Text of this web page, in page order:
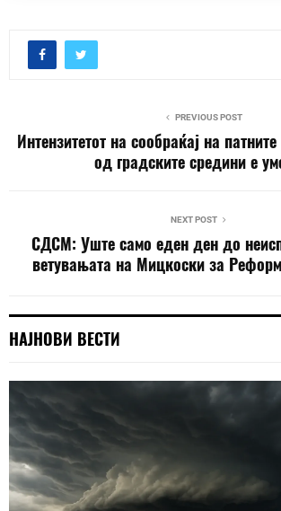
PREVIOUS POST
Интензитетот на сообраќај на
од градските средини е
NEXT POST
СДСМ: Уште само еден ден до
ветувањата на Мицкоски за
НАЈНОВИ ВЕСТИ